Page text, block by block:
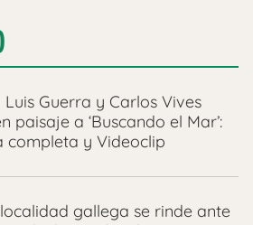
Luis Guerra y Carlos Vives
paisaje a ‘Buscando el Mar’:
completa y Videoclip
gallega se rinde ante